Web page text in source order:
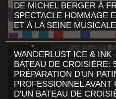
DE MICHEL BERGER À
SPECTACLE HOMMAGE
ET À LA SEINE MUSICALE
WANDERLUST ICE &
BATEAU DE CROISIÈRE:
PRÉPARATION D'UN
PROFESSIONNEL
D'UN BATEAU DE